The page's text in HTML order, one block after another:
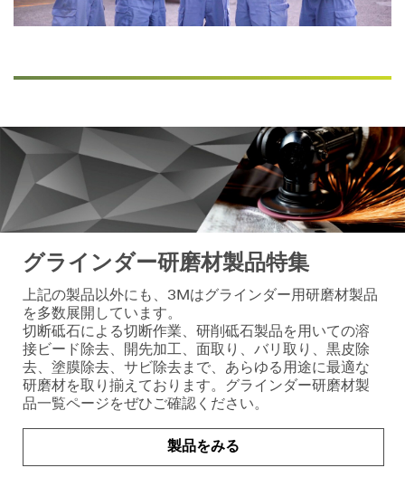
グラインダー研磨材製品特集
上記の製品以外にも、3Mはグラインダー用研磨材製品
を多数展開しています。
切断砥石による切断作業、研削砥石製品を用いての溶
接ビード除去、開先加工、面取り、バリ取り、黒皮除
去、塗膜除去、サビ除去まで、あらゆる用途に最適な
研磨材を取り揃えております。グラインダー研磨材製
品一覧ページをぜひご確認ください。
製品をみる